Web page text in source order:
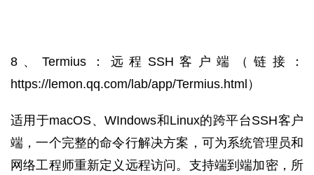
8、Termius：远程SSH客户端
（链接：
https://lemon.qq.com/lab/app/Termius.html ）
适用于macOS、WIndows和Linux的跨平台SSH客户
端，一个完整的命令行解决方案，可为系统管理员和
网络工程师重新定义远程访问。支持端到端加密，所